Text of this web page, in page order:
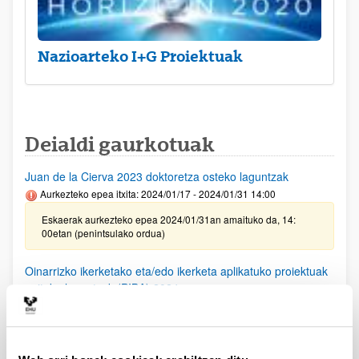
Nazioarteko I+G Proiektuak
Deialdi gaurkotuak
Juan de la Cierva 2023 doktoretza osteko laguntzak
Aurkezteko epea itxita: 2024/01/17 - 2024/01/31 14:00
Eskaerak aurkezteko epea 2024/01/31an amaituko da, 14:
00etan (penintsulako ordua)
Oinarrizko ikerketako eta/edo ikerketa aplikatuko proiektuak
egiteko laguntzak (PIBA) 2024
Deialdia argitaratu da